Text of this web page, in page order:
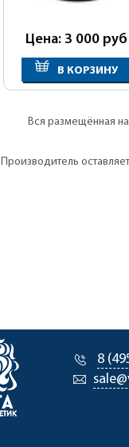
Цена: 3 000 руб
В КОРЗИНУ
Вся размещённая
Производитель
8